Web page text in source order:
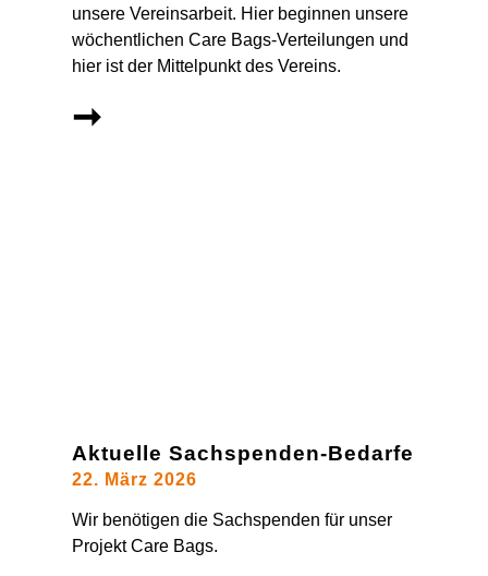
unsere Vereinsarbeit. Hier beginnen unsere
wöchentlichen Care Bags-Verteilungen und
hier ist der Mittelpunkt des Vereins.
➞
Aktuelle Sachspenden-Bedarfe
22. März 2026
Wir benötigen die Sachspenden für unser
Projekt Care Bags.